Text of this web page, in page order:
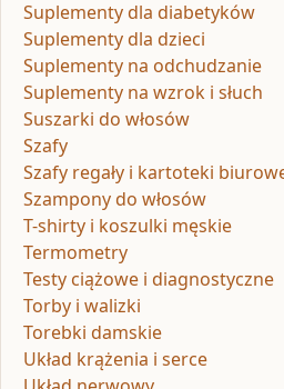
Suplementy dla diabetyków
Suplementy dla dzieci
Suplementy na odchudzanie
Suplementy na wzrok i słuch
Suszarki do włosów
Szafy
Szafy regały i kartoteki
Szampony do włosów
T-shirty i koszulki męskie
Termometry
Testy ciążowe i diagnostyczne
Torby i walizki
Torebki damskie
Układ krążenia i serce